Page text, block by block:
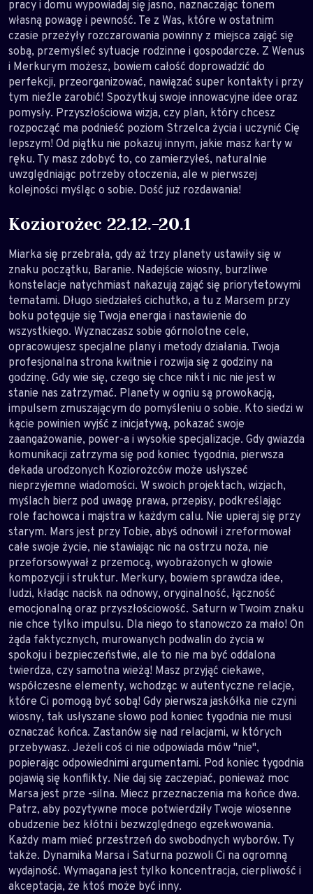
pracy i domu wypowiadaj się jasno, naznaczając tonem
własną powagę i pewność. Te z Was, które w ostatnim
czasie przeżyły rozczarowania powinny z miejsca zająć się
sobą, przemyśleć sytuacje rodzinne i gospodarcze. Z Wenus
i Merkurym możesz, bowiem całość doprowadzić do
perfekcji, przeorganizować, nawiązać super kontakty i przy
tym nieźle zarobić! Spożytkuj swoje innowacyjne idee oraz
pomysły. Przyszłościowa wizja, czy plan, który chcesz
rozpocząć ma podnieść poziom Strzelca życia i uczynić Cię
lepszym! Od piątku nie pokazuj innym, jakie masz karty w
ręku. Ty masz zdobyć to, co zamierzyłeś, naturalnie
uwzględniając potrzeby otoczenia, ale w pierwszej
kolejności myśląc o sobie. Dość już rozdawania!
Koziorożec 22.12.-20.1
Miarka się przebrała, gdy aż trzy planety ustawiły się w
znaku początku, Baranie. Nadejście wiosny, burzliwe
konstelacje natychmiast nakazują zająć się priorytetowymi
tematami. Długo siedziałeś cichutko, a tu z Marsem przy
boku potęguje się Twoja energia i nastawienie do
wszystkiego. Wyznaczasz sobie górnolotne cele,
opracowujesz specjalne plany i metody działania. Twoja
profesjonalna strona kwitnie i rozwija się z godziny na
godzinę. Gdy wie się, czego się chce nikt i nic nie jest w
stanie nas zatrzymać. Planety w ogniu są prowokacją,
impulsem zmuszającym do pomyśleniu o sobie. Kto siedzi w
kącie powinien wyjść z inicjatywą, pokazać swoje
zaangażowanie, power-a i wysokie specjalizacje. Gdy gwiazda
komunikacji zatrzyma się pod koniec tygodnia, pierwsza
dekada urodzonych Koziorożców może usłyszeć
nieprzyjemne wiadomości. W swoich projektach, wizjach,
myślach bierz pod uwagę prawa, przepisy, podkreślając
role fachowca i majstra w każdym calu. Nie upieraj się przy
starym. Mars jest przy Tobie, abyś odnowił i zreformował
całe swoje życie, nie stawiając nic na ostrzu noża, nie
przeforsowywał z przemocą, wyobrażonych w głowie
kompozycji i struktur. Merkury, bowiem sprawdza idee,
ludzi, kładąc nacisk na odnowy, oryginalność, łączność
emocjonalną oraz przyszłościowość. Saturn w Twoim znaku
nie chce tylko impulsu. Dla niego to stanowczo za mało! On
żąda faktycznych, murowanych podwalin do życia w
spokoju i bezpieczeństwie, ale to nie ma być oddalona
twierdza, czy samotna wieżą! Masz przyjąć ciekawe,
współczesne elementy, wchodząc w autentyczne relacje,
które Ci pomogą być sobą! Gdy pierwsza jaskółka nie czyni
wiosny, tak usłyszane słowo pod koniec tygodnia nie musi
oznaczać końca. Zastanów się nad relacjami, w których
przebywasz. Jeżeli coś ci nie odpowiada mów "nie",
popierając odpowiednimi argumentami. Pod koniec tygodnia
pojawią się konflikty. Nie daj się zaczepiać, ponieważ moc
Marsa jest prze -silna. Miecz przeznaczenia ma końce dwa.
Patrz, aby pozytywne moce potwierdziły Twoje wiosenne
obudzenie bez kłótni i bezwzględnego egzekwowania.
Każdy mam mieć przestrzeń do swobodnych wyborów. Ty
także. Dynamika Marsa i Saturna pozwoli Ci na ogromną
wydajność. Wymagana jest tylko koncentracja, cierpliwość i
akceptacja, że ktoś może być inny.